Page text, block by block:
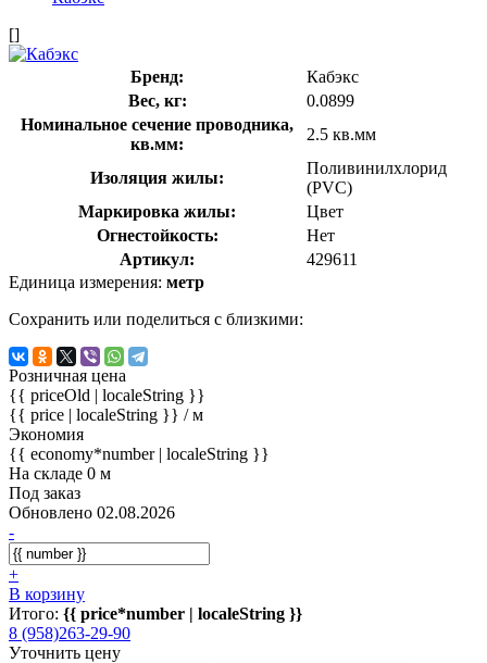
[]
Бренд:
Кабэкс
Вес, кг:
0.0899
Номинальное сечение проводника,
кв.мм:
2.5 кв.мм
Изоляция жилы:
Поливинилхлорид
(PVC)
Маркировка жилы:
Цвет
Огнестойкость:
Нет
Артикул:
429611
Единица измерения: метр
Сохранить или поделиться с близкими:
Розничная цена
{{ priceOld | localeString }}
{{ price | localeString }} / м
Экономия
{{ economy*number | localeString }}
На складе 0 м
Под заказ
Обновлено 02.08.2026
-
+
В корзину
Итого: {{ price*number | localeString }}
8 (958)263-29-90
Уточнить цену